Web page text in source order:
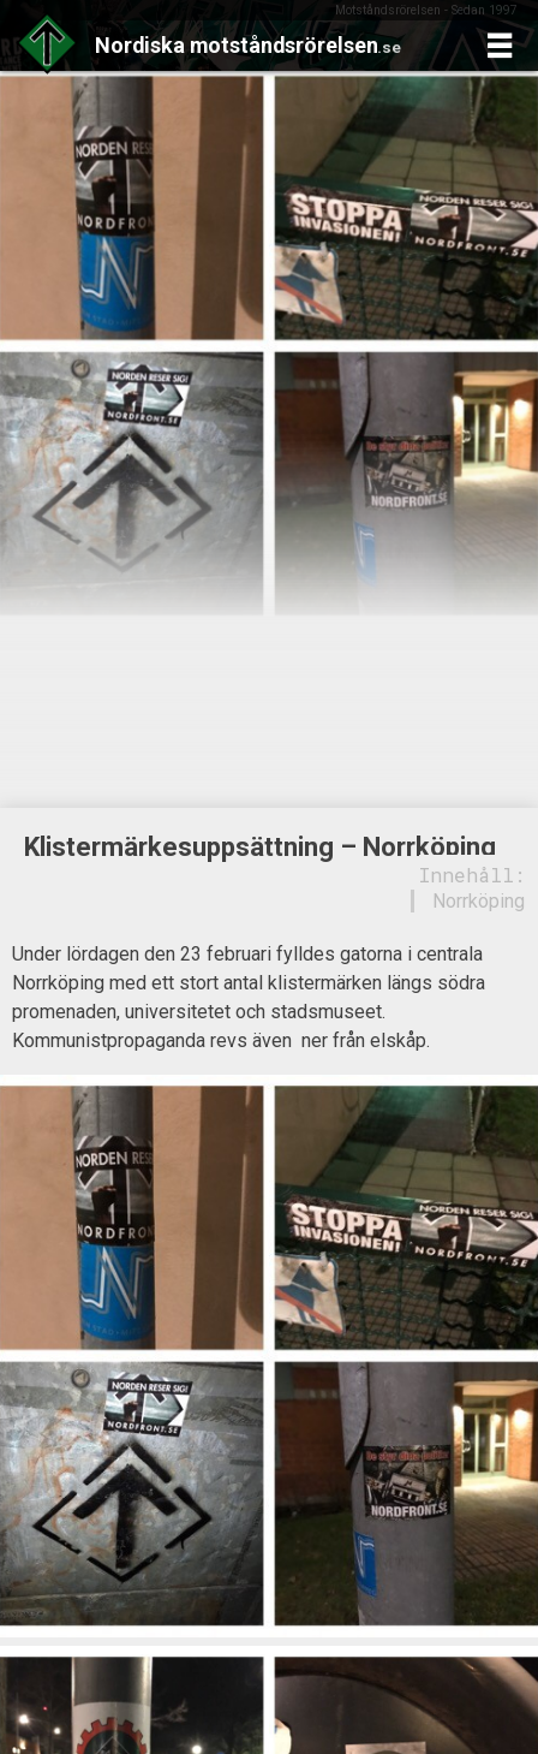
Motståndsrörelsen - Sedan 1997
Nordiska motståndsrörelsen.se
Skip
Klistermärkesuppsättning – Norrköping
Innehåll:
Norrköping
Under lördagen den 23 februari fylldes gatorna i centrala
Norrköping med ett stort antal klistermärken längs södra
promenaden, universitetet och stadsmuseet.
Kommunistpropaganda revs även ner från elskåp.